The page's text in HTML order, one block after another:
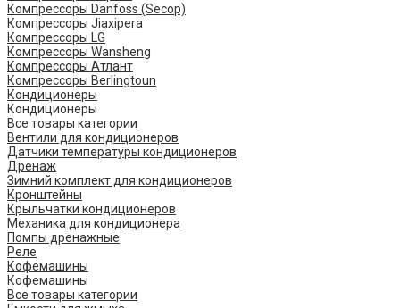
Компрессоры Danfoss (Secop)
Компрессоры Jiaxipera
Компрессоры LG
Компрессоры Wansheng
Компрессоры Атлант
Компрессоры Berlingtoun
Кондиционеры
Кондиционеры
Все товары категории
Вентили для кондиционеров
Датчики температуры кондиционеров
Дренаж
Зимний комплект для кондиционеров
Кронштейны
Крыльчатки кондиционеров
Механика для кондиционера
Помпы дренажные
Реле
Кофемашины
Кофемашины
Все товары категории